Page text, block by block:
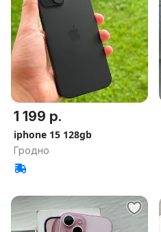
1 199 р.
iphone 15 128gb
Гродно